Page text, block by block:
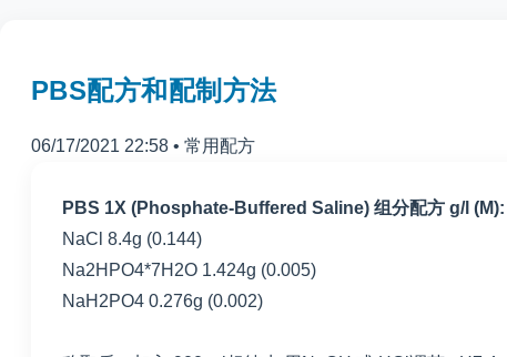
PBS配方和配制方法
06/17/2021 22:58 • 常用配方
PBS 1X (Phosphate-Buffered Saline) 组分配方 g/l (M):
NaCl 8.4g (0.144)
Na2HPO4*7H 2O 1.424g (0.005)
NaH 2PO4 0.276g (0.002)